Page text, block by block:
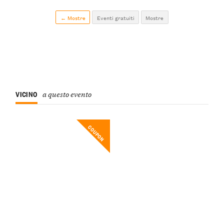
← Mostre Eventi gratuiti Mostre
VICINO a questo evento
COUPON